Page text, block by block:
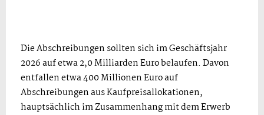
Die Abschreibungen sollten sich im Geschäftsjahr
2026 auf etwa 2,0 Milliarden Euro belaufen. Davon
entfallen etwa 400 Millionen Euro auf
Abschreibungen aus Kaufpreisallokationen,
hauptsächlich im Zusammenhang mit dem Erwerb